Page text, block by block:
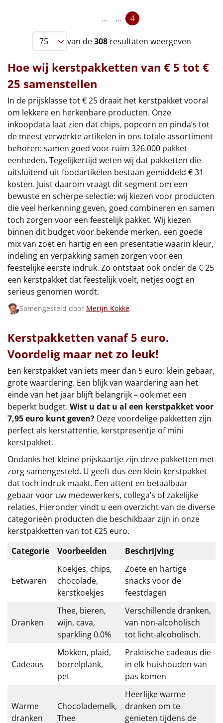
… … 4
van de308resultaten weergeven
Hoe wij kerstpakketten van € 5 tot €
25 samenstellen
In de prijsklasse tot € 25 draait het kerstpakket vooral
om lekkere en herkenbare producten. Onze
inkoopdata laat zien dat chips, popcorn en pinda’s tot
de meest verwerkte artikelen in ons totale assortiment
behoren: samen goed voor ruim 326.000 pakket-
eenheden. Tegelijkertijd weten wij dat pakketten die
uitsluitend uit foodartikelen bestaan gemiddeld € 31
kosten. Juist daarom vraagt dit segment om een
bewuste en scherpe selectie: wij kiezen voor producten
die veel herkenning geven, goed combineren en samen
toch zorgen voor een feestelijk pakket. Wij kiezen
binnen dit budget voor bekende merken, een goede
mix van zoet en hartig en een presentatie waarin kleur,
indeling en verpakking samen zorgen voor een
feestelijke eerste indruk. Zo ontstaat ook onder de € 25
een kerstpakket dat feestelijk voelt, netjes oogt en
serieus genomen wordt.
Samengesteld door Merijn Kokke
Kerstpakketten vanaf 5 euro.
Voordelig maar net zo leuk!
Een kerstpakket van iets meer dan 5 euro: klein gebaar,
grote waardering. Een blijk van waardering aan het
einde van het jaar blijft belangrijk – ook met een
beperkt budget. Wist u dat u al een kerstpakket voor
7,95 euro kunt geven? Deze voordelige pakketten zijn
perfect als kerstattentie, kerstpresentje of mini
kerstpakket.
Ondanks het kleine prijskaartje zijn deze pakketten met
zorg samengesteld. U geeft dus een klein kerstpakket
dat toch indruk maakt. Een attent en betaalbaar
gebaar voor uw medewerkers, collega’s of zakelijke
relaties. Hieronder vindt u een overzicht van de diverse
categorieën producten die beschikbaar zijn in onze
kerstpakketten van tot €25 euro.
Categorie
Voorbeelden Beschrijving
Eetwaren
Koekjes, chips,
chocolade,
kerstkoekjes
Zoete en hartige
snacks voor de
feestdagen
Dranken
Thee, bieren,
wijn, cava,
sparkling 0.0%
Verschillende dranken,
van non-alcoholisch
tot licht-alcoholisch.
Cadeaus
Mokken, plaid,
borrelplank,
pet
Praktische cadeaus die
in elk huishouden van
pas komen
Warme
dranken
Chocolademelk,
Thee
Heerlijke warme
dranken om te
genieten tijdens de